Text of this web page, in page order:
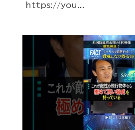
https://you...